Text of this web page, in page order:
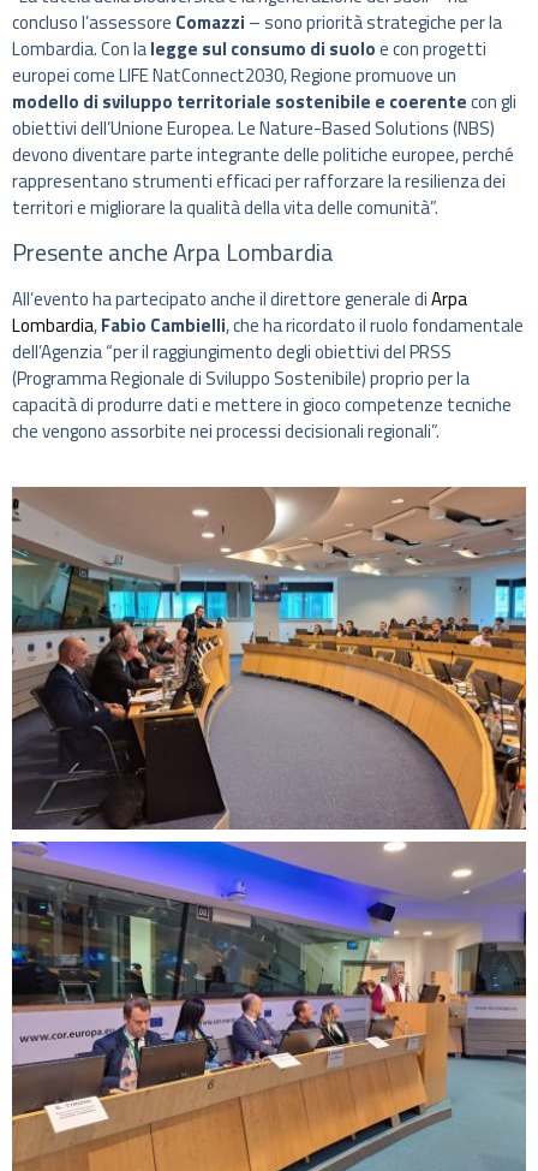
concluso l’assessore Comazzi – sono priorità strategiche per la
Lombardia. Con lalegge sul consumo di suoloe con progetti
europei come LIFE NatConnect2030, Regione promuove un
modello di sviluppo territoriale sostenibile e coerentecon gli
obiettivi dell’Unione Europea. Le Nature-Based Solutions (NBS)
devono diventare parte integrante delle politiche europee, perché
rappresentano strumenti efficaci per rafforzare la resilienza dei
territori e migliorare la qualità della vita delle comunità”.
Presente anche Arpa Lombardia
All’evento ha partecipato anche il direttore generale diArpa
Lombardia,Fabio Cambielli, che ha ricordato il ruolo fondamentale
dell’Agenzia “per il raggiungimento degli obiettivi del PRSS
(Programma Regionale di Sviluppo Sostenibile) proprio per la
capacità di produrre dati e mettere in gioco competenze tecniche
che vengono assorbite nei processi decisionali regionali”.